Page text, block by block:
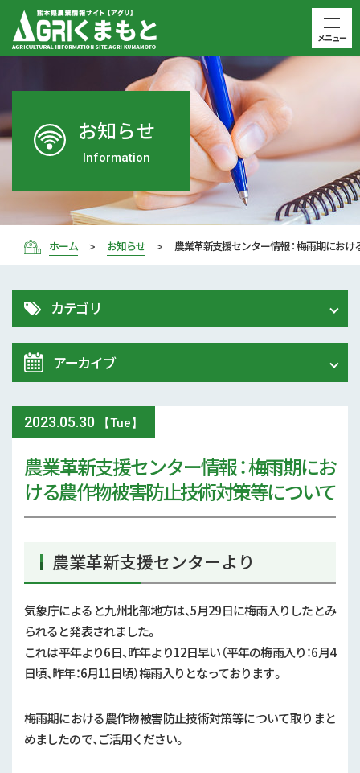
お知らせ
Information
ホーム お知らせ 農業革新支援センター情報 ： 梅雨期にお
2023.05.30 【Tue】
農業革新支援センター情報 ： 梅雨期にお
ける農作物被害防止技術対策等について
農業革新支援センターより
気象庁によると九州北部地方は、5月29日に梅雨入りしたとみ
られると発表されました。
これは平年より6日、昨年より12日早い（平年の梅雨入り：6月4
日頃、昨年：6月11日頃）梅雨入りとなっております。
梅雨期における農作物被害防止技術対策等について取りまと
めましたので、ご活用ください。
カテゴリ
令和8年 熊本地震関連情報
農業大学校
スマート農業
技術と方法
気象
現地情報
行政情報
アーカイブ
2026年 (74)
2025年 (107)
2024年 (125)
2022年 (170)
2021年 (173)
2020年 (167)
メニュー